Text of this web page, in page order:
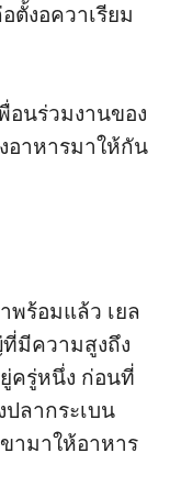
ตั้งอควาเรียม
อนร่วมงานของ
อาหารมาให้กัน
พร้อมแล้ว เยล
มีความสูงถึง
ครู่หนึ่ง ก่อนที่
ปลากระเบน
ามาให้อาหาร